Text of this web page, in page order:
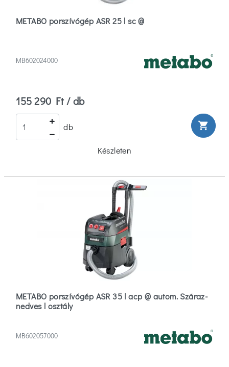
METABO porszívógép ASR 25 l sc @
MB602024000
155 290 Ft / db
db shopping_cart
Készleten
METABO porszívógép ASR 35 l acp @ autom. Száraz-
nedves l osztály
MB602057000